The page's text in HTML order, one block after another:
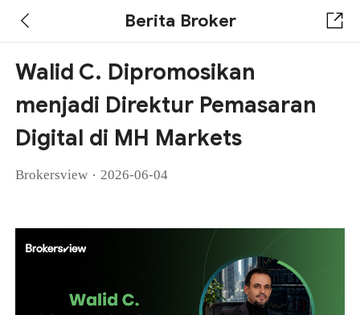
Berita Broker
Walid C. Dipromosikan
menjadi Direktur Pemasaran
Digital di MH Markets
Brokersview · 2026-06-04